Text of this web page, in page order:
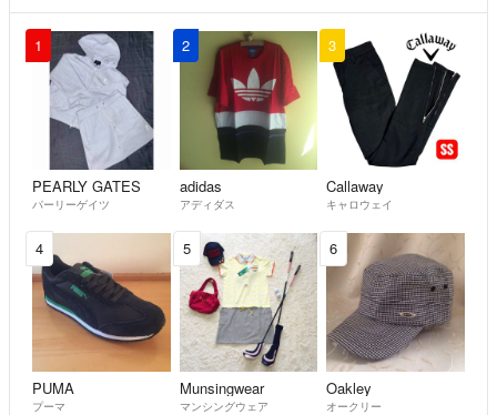
1
PEARLY GATES
パーリーゲイツ
2
adidas
アディダス
3
Callaway
キャロウェイ
4
PUMA
プーマ
5
Munsingwear
マンシングウェア
6
Oakley
オークリー